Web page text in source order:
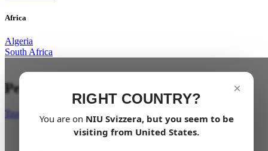
Africa
Algeria
South Africa
×
RIGHT COUNTRY?
You are on NIU Svizzera, but you seem to be
visiting from United States.
Per l'avventura
Trova un rivenditore